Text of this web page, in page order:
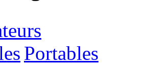
Portables